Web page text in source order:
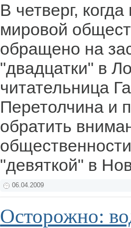
В четверг,
мировой
обращено на
"двадцатки" в
читательница
Перетолчина и
обратить
"девяткой" в
06.04.2009
Осторожно: